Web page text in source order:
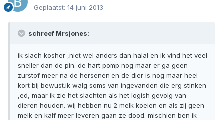
Geplaatst: 14 juni 2013
schreef Mrsjones:
ik slach kosher ,niet wel anders dan halal en ik vind het veel
sneller dan de pin. de hart pomp nog maar er ga geen
zurstof meer na de hersenen en de dier is nog maar heel
kort bij bewust.ik walg soms van ingevanden die erg stinken
,ed, maar ik zie het slachten als het logish gevolg van
dieren houden. wij hebben nu 2 melk koeien en als zij geen
melk en kalf meer leveren gaan ze dood. mischien ben ik